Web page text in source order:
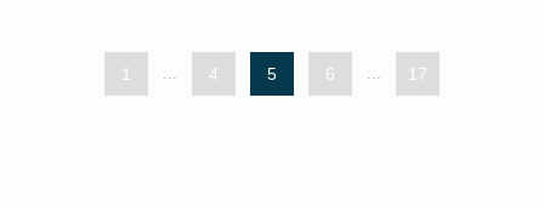
1 ... 4 5 6 ... 17